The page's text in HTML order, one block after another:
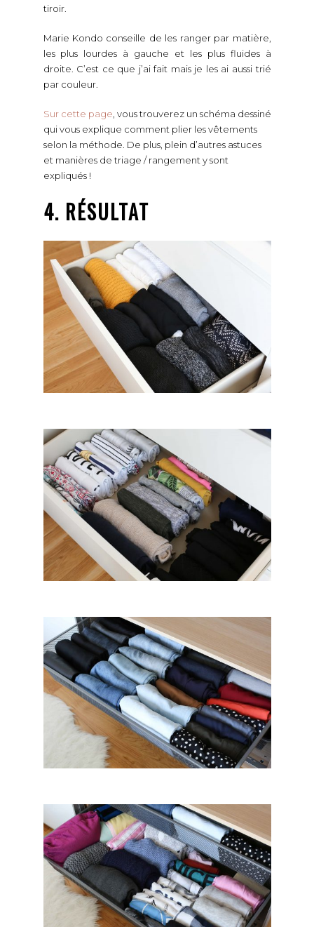
tiroir.
Marie Kondo conseille de les ranger par matière,
les plus lourdes à gauche et les plus fluides à
droite. C’est ce que j’ai fait mais je les ai aussi trié
par couleur.
Sur cette page, vous trouverez un schéma dessiné
qui vous explique comment plier les vêtements
selon la méthode. De plus, plein d’autres astuces
et manières de triage / rangement y sont
expliqués !
4. RÉSULTAT